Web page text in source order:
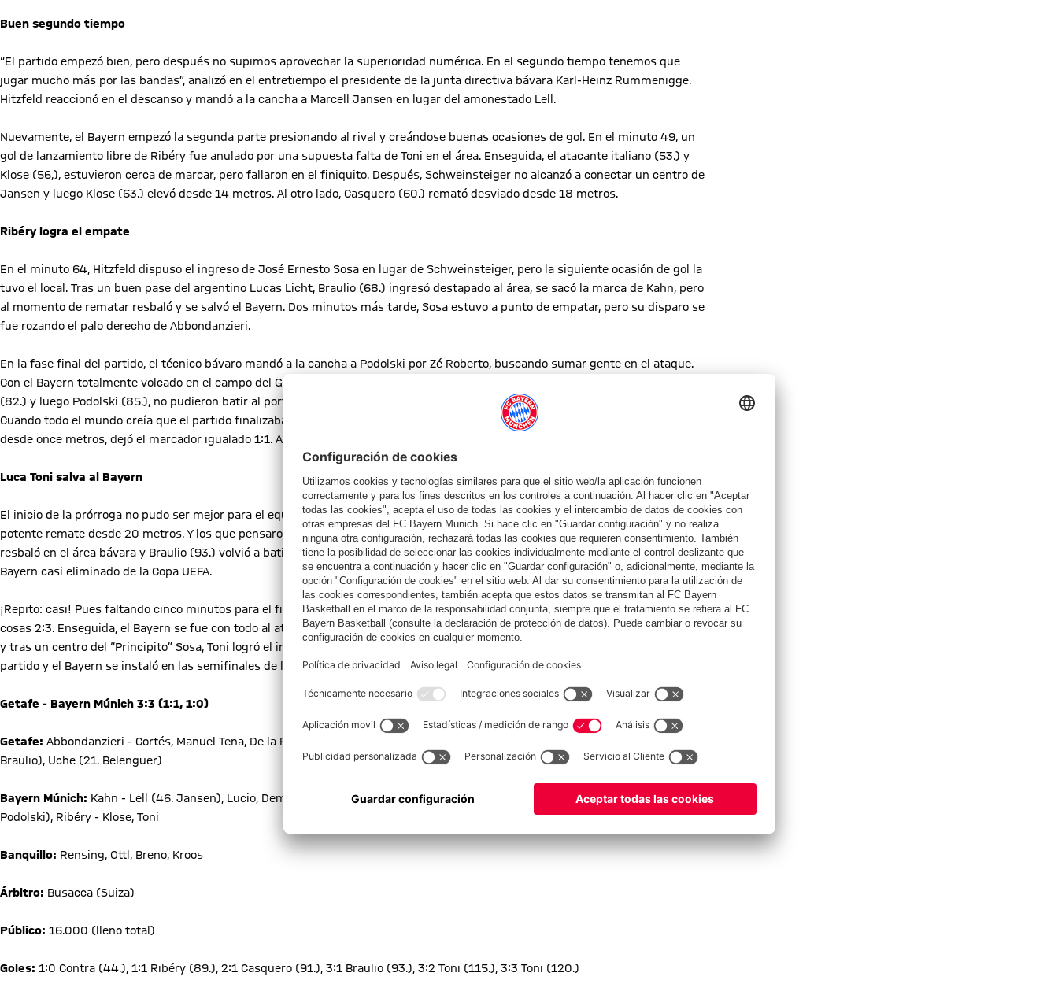
Buen segundo tiempo
“El partido empezó bien, pero después no supimos aprovechar la superioridad numérica. En el segundo tiempo tenemos que
jugar mucho más por las bandas”, analizó en el entretiempo el presidente de la junta directiva bávara Karl-Heinz Rummenigge.
Hitzfeld reaccionó en el descanso y mandó a la cancha a Marcell Jansen en lugar del amonestado Lell.
Nuevamente, el Bayern empezó la segunda parte presionando al rival y creándose buenas ocasiones de gol. En el minuto 49, un
gol de lanzamiento libre de Ribéry fue anulado por una supuesta falta de Toni en el área. Enseguida, el atacante italiano (53.) y
Klose (56,), estuvieron cerca de marcar, pero fallaron en el finiquito. Después, Schweinsteiger no alcanzó a conectar un centro de
Jansen y luego Klose (63.) elevó desde 14 metros. Al otro lado, Casquero (60.) remató desviado desde 18 metros.
Ribéry logra el empate
En el minuto 64, Hitzfeld dispuso el ingreso de José Ernesto Sosa en lugar de Schweinsteiger, pero la siguiente ocasión de gol la
tuvo el local. Tras un buen pase del argentino Lucas Licht, Braulio (68.) ingresó destapado al área, se sacó la marca de Kahn, pero
al momento de rematar resbaló y se salvó el Bayern. Dos minutos más tarde, Sosa estuvo a punto de empatar, pero su disparo se
fue rozando el palo derecho de Abbondanzieri.
En la fase final del partido, el técnico bávaro mandó a la cancha a Podolski por Zé Roberto, buscando sumar gente en el ataque.
Con el Bayern totalmente volcado en el campo del Geta, se jugaron los últimos minutos del encuentro. Mientras primero Toni
(82.) y luego Podolski (85.), no pudieron batir al portero azulón, al otro lado Braulio (87.) se perdió el segundo gol para el Getafe.
Cuando todo el mundo creía que el partido finalizaba 1 a 0 para el local, apareció Ribéry en el minuto 89 y con un potente remate
desde once metros, dejó el marcador igualado 1:1. Acto seguido: final del encuentro y prórroga.
Luca Toni salva al Bayern
El inicio de la prórroga no pudo ser mejor para el equipo azulón, ya que al minuto de juego, Casquero (91.) marcó el 2:1 con un
potente remate desde 20 metros. Y los que pensaron que eso sería todo, se equivocaron. Apenas dos minutos más tarde, Lucio
resbaló en el área bávara y Braulio (93.) volvió a batir la resistencia de Oliver Kahn con un potente remate. 3:1 para el Getafe y el
Bayern casi eliminado de la Copa UEFA.
¡Repito: casi! Pues faltando cinco minutos para el final, Luca Toni (115.) aprovechó un grosero error de Abbondanzieri y dejó las
cosas 2:3. Enseguida, el Bayern se fue con todo al ataque. En la última jugada del partido, incluso Oliver Kahn subió al área rival,
y tras un centro del “Principito” Sosa, Toni logró el increíble gol del empate 3:3 con un gran cabezazo. Enseguida, terminó el
partido y el Bayern se instaló en las semifinales de la Copa UEFA.
Getafe - Bayern Múnich 3:3 (1:1, 1:0)
Getafe: Abbondanzieri - Cortés, Manuel Tena, De la Red, Licht - Contra (67. Cotelo), Celestini, Casquero, Gavilán - Manu (62.
Braulio), Uche (21. Belenguer)
Bayern Múnich: Kahn - Lell (46. Jansen), Lucio, Demichelis, Lahm - Schweinsteiger (64. Sosa), van Bommel, Zé Roberto (75.
Podolski), Ribéry - Klose, Toni
Banquillo: Rensing, Ottl, Breno, Kroos
Árbitro: Busacca (Suiza)
Público: 16.000 (lleno total)
Goles: 1:0 Contra (44.), 1:1 Ribéry (89.), 2:1 Casquero (91.), 3:1 Braulio (93.), 3:2 Toni (115.), 3:3 Toni (120.)